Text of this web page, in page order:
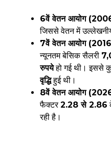
6वें वेतन आयोग
जिससे वेतन में उल्लेखनीय
7वें वेतन आयोग
न्यूनतम बेसिक सैलरी
रुपयेहो गई थी। इससे
वृद्धिहुई थी।
8वें वेतन आयोग
फैक्टर2.28 से 2.86
रही है।